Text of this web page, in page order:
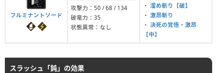
フルミナントソード
攻撃力：50 / 68 / 134
破竜力：35
状態異常：なし
・ 溜め斬り【破】
・ 激昂斬り
・ 決死の覚悟・激昂
【中】
スラッシュ「鈍」の効果